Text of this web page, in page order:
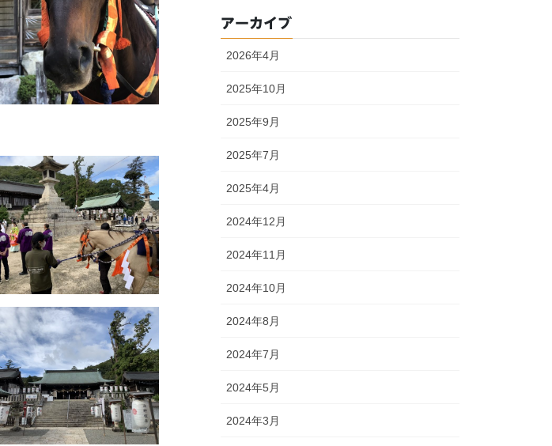
アーカイブ
2026年4月
2025年10月
2025年9月
2025年7月
2025年4月
2024年12月
2024年11月
2024年10月
2024年8月
2024年7月
2024年5月
2024年3月